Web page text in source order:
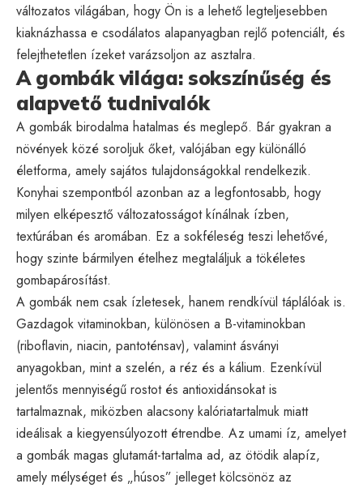
változatos világában, hogy Ön is a lehető legteljesebben
kiaknázhassa e csodálatos alapanyagban rejlő potenciált, és
felejthetetlen ízeket varázsoljon az asztalra.
A gombák világa: sokszínűség és
alapvető tudnivalók
A gombák birodalma hatalmas és meglepő. Bár gyakran a
növények közé soroljuk őket, valójában egy különálló
életforma, amely sajátos tulajdonságokkal rendelkezik.
Konyhai szempontból azonban az a legfontosabb, hogy
milyen elképesztő változatosságot kínálnak ízben,
textúrában és aromában. Ez a sokféleség teszi lehetővé,
hogy szinte bármilyen ételhez megtaláljuk a tökéletes
gombapárosítást.
A gombák nem csak ízletesek, hanem rendkívül táplálóak is.
Gazdagok vitaminokban, különösen a B-vitaminokban
(riboflavin, niacin, pantoténsav), valamint ásványi
anyagokban, mint a szelén, a réz és a kálium. Ezenkívül
jelentős mennyiségű rostot és antioxidánsokat is
tartalmaznak, miközben alacsony kalóriatartalmuk miatt
ideálisak a kiegyensúlyozott étrendbe. Az umami íz, amelyet
a gombák magas glutamát-tartalma ad, az ötödik alapíz,
amely mélységet és „húsos” jelleget kölcsönöz az